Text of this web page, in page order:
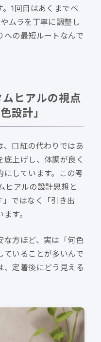
1回目はあくまでベ
ムラを丁寧に調整し
への最短ルートなんで
ヒアルの視点
設計」
口紅の代わりではあ
底上げし、体調が良く
にしています。この考
ヒアルの設計思想と
ではなく「引き出
す。
な方ほど、実は「何色
ていることが多いんで
、定着後にどう見える